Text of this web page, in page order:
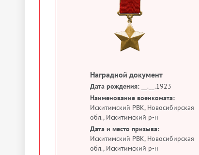
Наградной документ
Дата рождения: __.__.1923
Наименование военкомата:
Искитимский РВК, Новосибирская
обл., Искитимский р-н
Дата и место призыва:
Искитимский РВК, Новосибирская
обл., Искитимский р-н